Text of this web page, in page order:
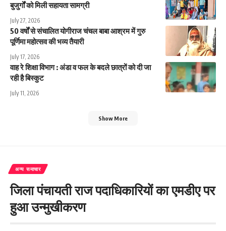
बुजुर्गों को मिली सहायता सामग्री
July 27, 2026
50 वर्षों से संचालित योगीराज चंचल बाबा आश्रम में गुरु
पूर्णिमा महोत्सव की भव्य तैयारी
July 17, 2026
वाह रे शिक्षा विभाग : अंडा व फल के बदले छात्रों को दी जा
रही है बिस्कुट
July 11, 2026
Show More
अन्य समाचार
जिला पंचायती राज पदाधिकारियों का एमडीए पर
हुआ उन्मुखीकरण